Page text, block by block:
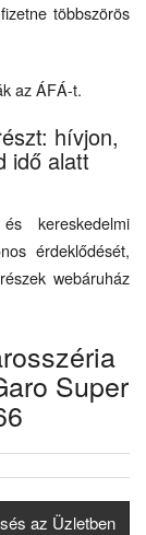
többszörös
az ÁFÁ-t.
hívjon,
idő alatt
kereskedelmi
érdeklődését,
webáruház
Super
az Üzletben